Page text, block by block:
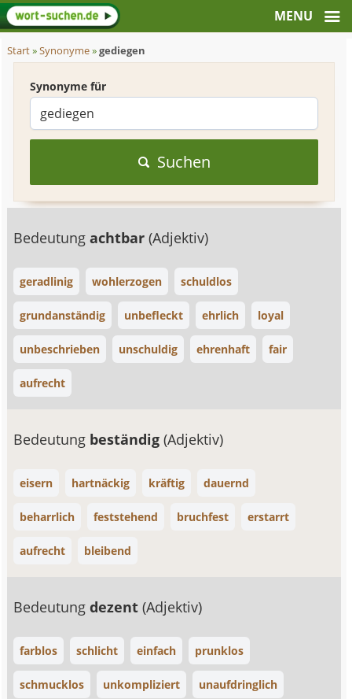
Start»Synonyme»gediegen
Synonyme für
Suchen
Bedeutungachtbar(Adjektiv)
geradlinig wohlerzogen schuldlos
grundanständig unbefleckt ehrlich loyal
unbeschrieben unschuldig ehrenhaft fair
aufrecht
Bedeutung beständig(Adjektiv)
eisern hartnäckig kräftig dauernd
beharrlich feststehend bruchfest erstarrt
aufrecht bleibend
Bedeutungdezent(Adjektiv)
farblos schlicht einfach prunklos
schmucklos unkompliziert unaufdringlich